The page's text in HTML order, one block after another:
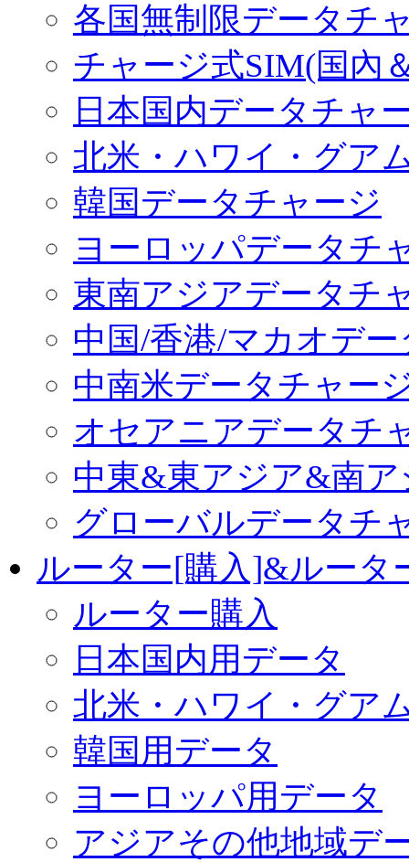
各国無制限データチ
チャージ式SIM(国內
日本国内データチャ
北米・ハワイ・グア
韓国データチャージ
ヨーロッパデータチ
東南アジアデータチ
中国/香港/マカオデ
中南米データチャー
オセアニアデータチ
中東&東アジア&南
グローバルデータチ
ルーター[購入]&ルータ
ルーター購入
日本国内用データ
北米・ハワイ・グア
韓国用データ
ヨーロッパ用データ
アジアその他地域デ